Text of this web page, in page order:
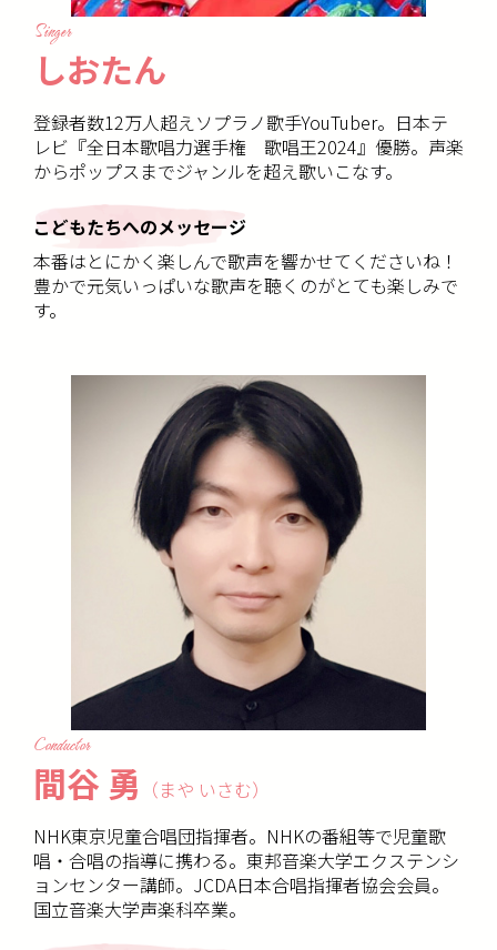
Singer
しおたん
登録者数12万人超えソプラノ歌手YouTuber。日本テ
レビ『全日本歌唱力選手権 歌唱王2024』優勝。声楽
からポップスまでジャンルを超え歌いこなす。
こどもたちへのメッセージ
本番はとにかく楽しんで歌声を響かせてくださいね！
豊かで元気いっぱいな歌声を聴くのがとても楽しみで
す。
Conductor
間谷 勇 （まや いさむ）
NHK東京児童合唱団指揮者。NHKの番組等で児童歌
唱・合唱の指導に携わる。東邦音楽大学エクステンシ
ョンセンター講師。JCDA日本合唱指揮者協会会員。
国立音楽大学声楽科卒業。